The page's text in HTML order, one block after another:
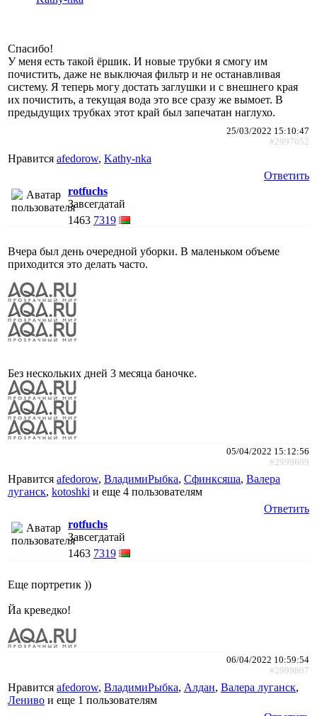
Спасибо!
У меня есть такой ёршик. И новые трубки я смогу им
почистить, даже не выключая фильтр и не останавливая
систему. Я теперь могу достать заглушки и с внешнего края
их почистить, а текущая вода это все сразу же вымоет. В
предыдущих трубках этот край был запечатан наглухо.
25/03/2022 15:10:47
#2997052
Нравится afedorow, Kathy-nka
Ответить
rotfuchs
Завсегдатай
1463 7319
Вчера был день очередной уборки. В маленьком объеме
приходится это делать часто.
Без нескольких дней 3 месяца баночке.
05/04/2022 15:12:56
#2999609
Нравится afedorow, ВладимиРыбка, Сфинксяша, Валера
луганск, kotoshki и еще 4 пользователям
Ответить
rotfuchs
Завсегдатай
1463 7319
Еще портретик ))
Йа креведко!
06/04/2022 10:59:54
#2999807
Нравится afedorow, ВладимиРыбка, Алдан, Валера луганск,
Лениво и еще 1 пользователям